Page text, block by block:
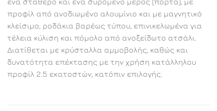
προφίλ από ανοδιωμένο αλουμίνιο και με μαγνητικό
κλείσιμο, ροδάκια βαρέως τύπου, επινικελωμένα για
τέλεια κύλιση και πόμολο από ανοξείδωτο ατσάλι.
Διατίθεται με κρύσταλλα αμμοβολής, καθώς και
δυνατότητα επέκτασης με την χρήση κατάλληλου
προφίλ 2.5 εκατοστών, κατόπιν επιλογής.